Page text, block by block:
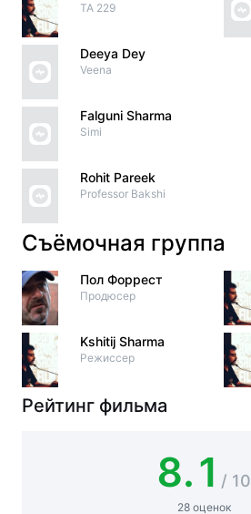
TA 229
Deeya Dey
Veena
Falguni Sharma
Simi
Rohit Pareek
Professor Bakshi
Съёмочная группа
Пол Форрест
Продюсер
Kshitij Sharma
Режиссер
Рейтинг фильма
8.1 / 10
28 оценок